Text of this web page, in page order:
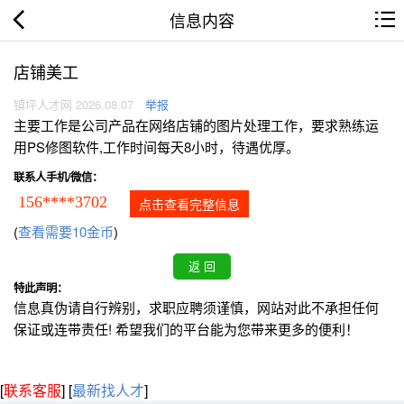
信息内容
店铺美工
镇坪人才网 2026.08.07 举报
主要工作是公司产品在网络店铺的图片处理工作，要求熟练运
用PS修图软件,工作时间每天8小时，待遇优厚。
联系人手机/微信：
156****3702 点击查看完整信息
(查看需要10金币)
特此声明：
信息真伪请自行辨别，求职应聘须谨慎，网站对此不承担任何
保证或连带责任! 希望我们的平台能为您带来更多的便利！
[联系客服] [最新找人才]